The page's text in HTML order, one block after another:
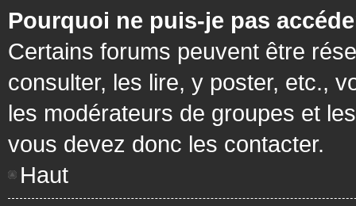
Pourquoi ne puis-je pas
Certains forums peuvent être
consulter, les lire, y poster, etc.,
les modérateurs de groupes et
vous devez donc les contacter.
Haut